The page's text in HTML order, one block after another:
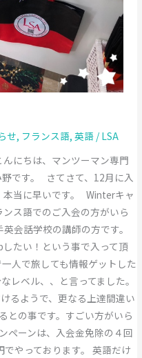
せ, フランス語,英語 / LSA
にちは、マンツーマン専門
です。 さてさて、12月に入
本当に早いです。 Winterキャ
ス語でのご入会の方がいら
会話学校の講師の方です。
たい！という事で入って頂
人で旅しても情報ゲットした
レベル、、と言ってました。
るようで、更なる上達間違い
との事です。すごい方がいら
ペーンは、入会金免除の４回
やっております。 英語だけ